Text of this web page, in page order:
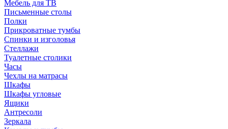
Мебель для ТВ
Письменные столы
Полки
Прикроватные тумбы
Спинки и изголовья
Стеллажи
Туалетные столики
Часы
Чехлы на матрасы
Шкафы
Шкафы угловые
Ящики
Антресоли
Зеркала